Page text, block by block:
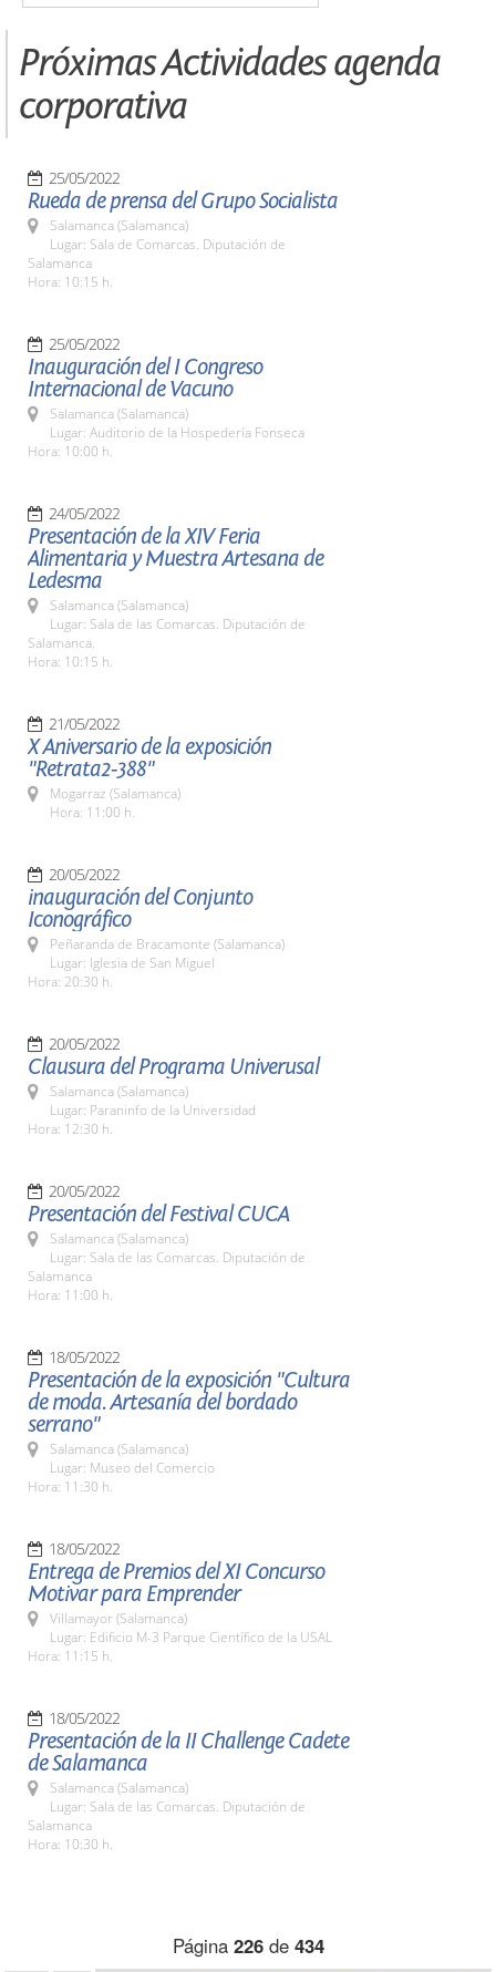
Próximas Actividades agenda
corporativa
25/05/2022
Rueda de prensa del Grupo Socialista
Salamanca (Salamanca)
Lugar: Sala de Comarcas. Diputación de
Salamanca
Hora: 10:15 h.
25/05/2022
Inauguración del I Congreso
Internacional de Vacuno
Salamanca (Salamanca)
Lugar: Auditorio de la Hospedería Fonseca
Hora: 10:00 h.
24/05/2022
Presentación de la XIV Feria
Alimentaria y Muestra Artesana de
Ledesma
Salamanca (Salamanca)
Lugar: Sala de las Comarcas. Diputación de
Salamanca.
Hora: 10:15 h.
21/05/2022
X Aniversario de la exposición
"Retrata2-388"
Mogarraz (Salamanca)
Hora: 11:00 h.
20/05/2022
inauguración del Conjunto
Iconográfico
Peñaranda de Bracamonte (Salamanca)
Lugar: Iglesia de San Miguel
Hora: 20:30 h.
20/05/2022
Clausura del Programa Univerusal
Salamanca (Salamanca)
Lugar: Paraninfo de la Universidad
Hora: 12:30 h.
20/05/2022
Presentación del Festival CUCA
Salamanca (Salamanca)
Lugar: Sala de las Comarcas. Diputación de
Salamanca
Hora: 11:00 h.
18/05/2022
Presentación de la exposición "Cultura
de moda. Artesanía del bordado
serrano"
Salamanca (Salamanca)
Lugar: Museo del Comercio
Hora: 11:30 h.
18/05/2022
Entrega de Premios del XI Concurso
Motivar para Emprender
Villamayor (Salamanca)
Lugar: Edificio M-3 Parque Científico de la USAL
Hora: 11:15 h.
18/05/2022
Presentación de la II Challenge Cadete
de Salamanca
Salamanca (Salamanca)
Lugar: Sala de las Comarcas. Diputación de
Salamanca
Hora: 10:30 h.
Página 226de 434